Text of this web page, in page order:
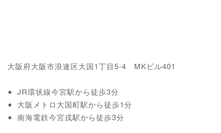
大阪府大阪市浪速区大国1丁目5-4 MKビル401
JR環状線今宮駅から徒歩3分
大阪メトロ大国町駅から徒歩1分
南海電鉄今宮戎駅から徒歩3分